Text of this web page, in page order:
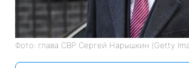
Фото: глава СВР Сергей Нарышкин (Getty